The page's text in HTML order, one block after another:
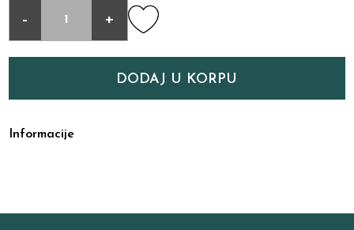
- +
DODAJ U KORPU
Informacije